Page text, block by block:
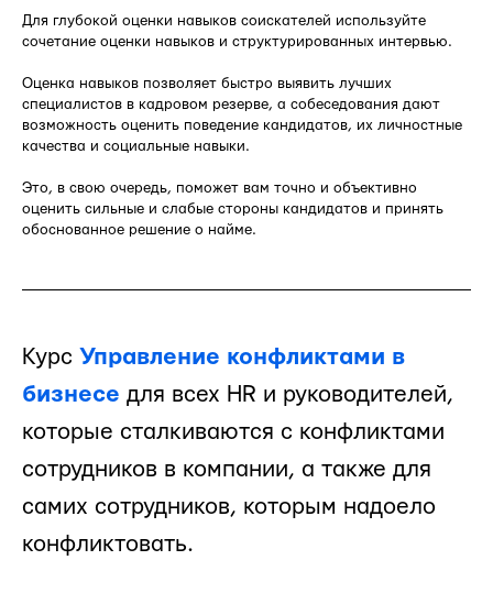
Для глубокой оценки навыков соискателей используйте
сочетание оценки навыков и структурированных интервью.
Оценка навыков позволяет быстро выявить лучших
специалистов в кадровом резерве, а собеседования дают
возможность оценить поведение кандидатов, их личностные
качества и социальные навыки.
Это, в свою очередь, поможет вам точно и объективно
оценить сильные и слабые стороны кандидатов и принять
обоснованное решение о найме.
Курс Управление конфликтами в
бизнесе для всех HR и руководителей,
которые сталкиваются с конфликтами
сотрудников в компании, а также для
самих сотрудников, которым надоело
конфликтовать.